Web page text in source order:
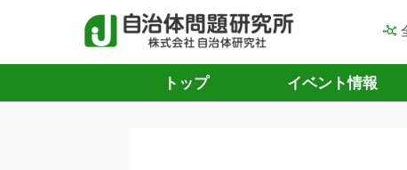
トップ イベント情報